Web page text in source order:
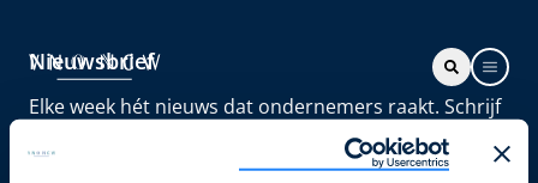
Nieuwsbrief
Elke week hét nieuws dat ondernemers raakt. Schrijf
je nu in voor de VNO-NCW nieuwsbrief.